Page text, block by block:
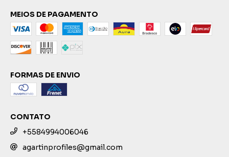
MEIOS DE PAGAMENTO
FORMAS DE ENVIO
CONTATO
+5584994006046
agartinprofiles@gmail.com